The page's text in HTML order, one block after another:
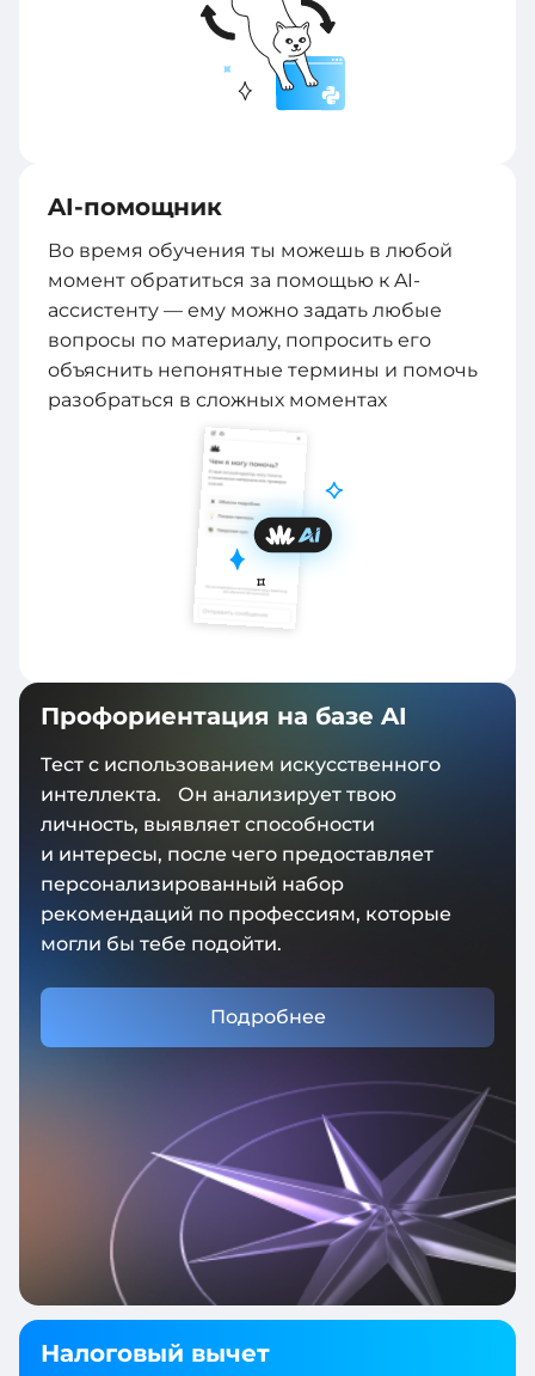
AI-помощник
Во время обучения ты можешь в любой
момент обратиться за помощью к AI-
ассистенту — ему можно задать любые
вопросы по материалу, попросить его
объяснить непонятные термины и помочь
разобраться в сложных моментах
Профориентация на базе AI
Тест с использованием искусственного
интеллекта. Он анализирует твою
личность, выявляет способности
и интересы, после чего предоставляет
персонализированный набор
рекомендаций по профессиям, которые
могли бы тебе подойти.
Подробнее
Налоговый вычет